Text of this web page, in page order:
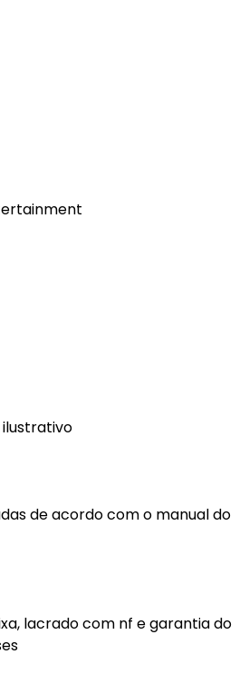
de acordo com o manual do
lacrado com nf e garantia do